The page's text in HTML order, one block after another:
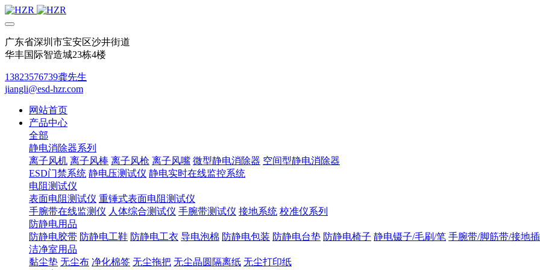
广东省深圳市宝安区沙井街道
华丰国际智造城23栋4楼
13823576739龚先生
jiangli@esd-hzr.com
网站首页
产品中心
全部
静电消除器系列
离子风机 离子风棒 离子风枪 离子风嘴 微型静电消除器 空间型静电消除器
ESD门禁系统 静电压测试仪 静电实时在线监控系统
电阻测试仪
表面电阻测试仪 重锤式表面电阻测试仪
手腕带在线监测仪 人体综合测试仪 手腕带测试仪 接地系统 校准仪系列
防静电用品
防静电胶带 防静电工鞋 防静电工衣 导电泡棉 防静电包装 防静电台垫 防静电椅子 静电镊子/毛刷/笔 手腕带/脚筋带/接地
洁净室用品
黏尘垫 无尘布 净化棉签 无尘拖把 无尘晶圆隔离纸 无尘打印纸